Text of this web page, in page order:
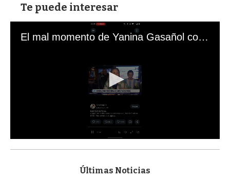
Te puede interesar
El mal momento de Yanina Gasañol con un hincha argentino en "Subrayado"
s
Últimas Noticias